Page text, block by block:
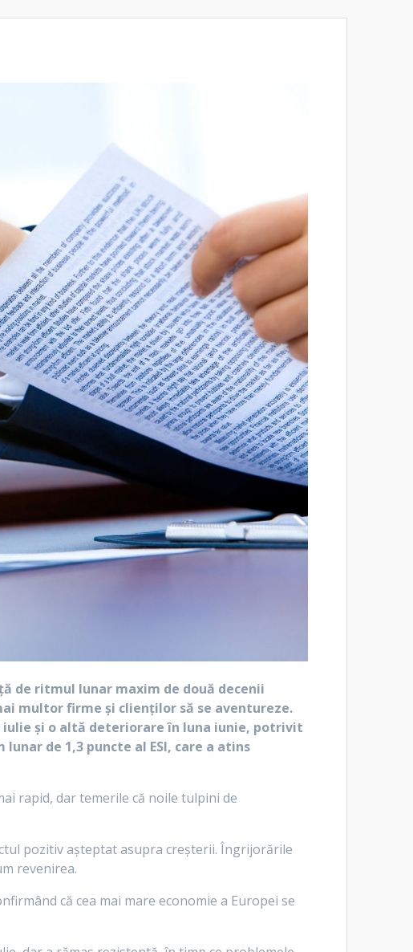
de ritmul lunar maxim de două decenii
multor firme și clienților să se aventureze.
iulie şi o altă deteriorare în luna iunie, potrivit
de 1,3 puncte al ESI, care a atins
rapid, dar temerile că noile tulpini de
pozitiv așteptat asupra creșterii. Îngrijorările
revenirea.
că cea mai mare economie a Europei se